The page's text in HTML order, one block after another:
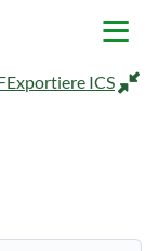
≡
Exportiere ICS